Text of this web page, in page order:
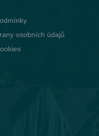
osobních údajů